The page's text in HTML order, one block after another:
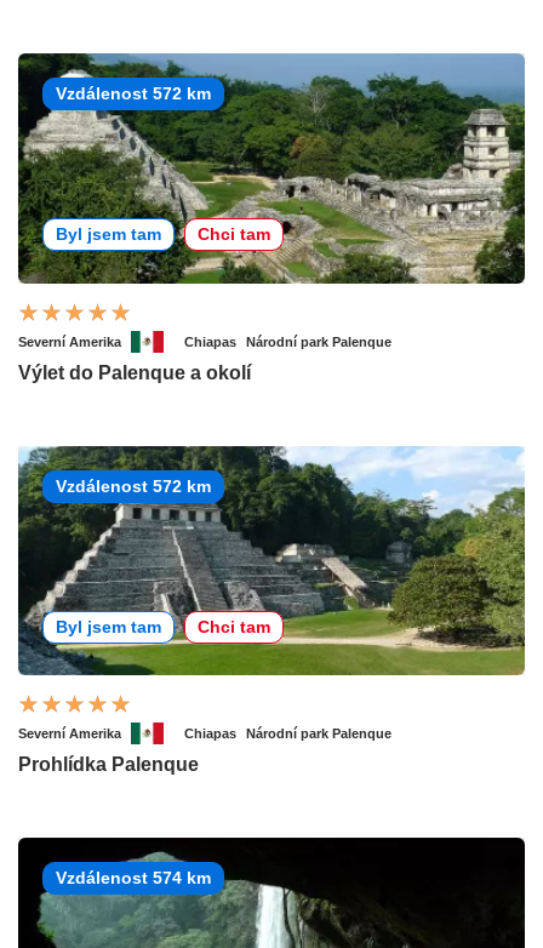
Vzdálenost 572 km
Byl jsem tam Chci tam
Severní Amerika Chiapas Národní park Palenque
Výlet do Palenque a okolí
Vzdálenost 572 km
Byl jsem tam Chci tam
Severní Amerika Chiapas Národní park Palenque
Prohlídka Palenque
Vzdálenost 574 km